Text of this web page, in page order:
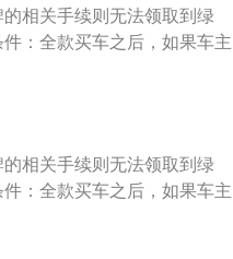
相关手续则无法领取到绿
：全款买车之后，如果车主
购置税、车船税等税额全部
凭相关手续进行领取，同时
相关手续则无法领取到绿
：全款买车之后，如果车主
购置税、车船税等税额全部